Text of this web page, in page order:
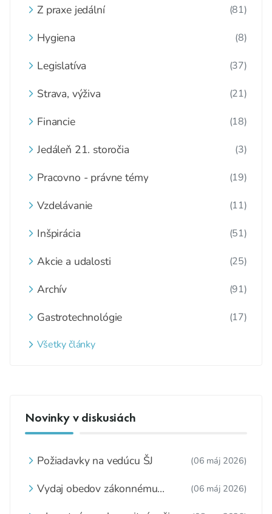
Z praxe jedální (81)
Hygiena (8)
Legislatíva (37)
Strava, výživa (21)
Financie (18)
Jedáleň 21. storočia (3)
Pracovno - právne témy (19)
Vzdelávanie (11)
Inšpirácia (51)
Akcie a udalosti (25)
Archív (91)
Gastrotechnológie (17)
Všetky články
Novinky v diskusiách
Požiadavky na vedúcu ŠJ (06 máj 2026)
Vydaj obedov zákonnému
(06 máj 2026)